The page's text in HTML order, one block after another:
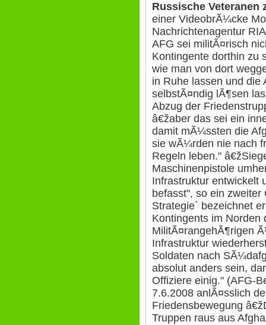
Russische Veteranen
einer VideobrÃ¼cke
Nachrichtenagentur
AFG sei militÃ¤risch
Kontingente dorthin zu
wie man von dort
in Ruhe lassen und die
selbstÃ¤ndig lÃ¶sen
Abzug der
â€žaber das sei ein
damit mÃ¼ssten die
sie wÃ¼rden nie nach
Regeln leben."
Maschinenpistole
Infrastruktur entwickelt
befasst", so ein zweiter
Strategie` bezeichnet
Kontingents im Norden
MilitÃ¤rangehÃ¶rigen
Infrastruktur
Soldaten nach
absolut anders sein,
Offiziere einig." (AFG-
7.6.2008 anlÃ¤sslich
Friedensbewegung
Truppen raus aus